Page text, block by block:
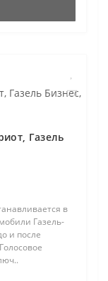
Газель
в
Газель-
и после